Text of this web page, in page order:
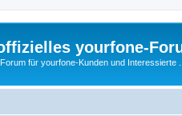
yourfone-
für yourfone-Kunden und Interessierte